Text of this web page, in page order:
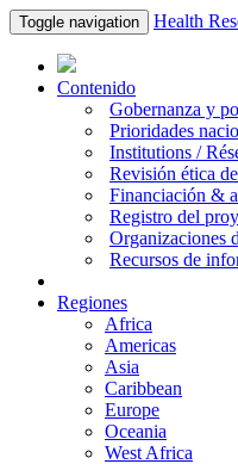
Toggle navigation Health
Contenido
Gobernanza y
Prioridades
Institutions /
Revisión ética
Financiación &
Registro del
Organizaciones
Recursos de
Regiones
Africa
Americas
Asia
Caribbean
Europe
Oceania
West Africa